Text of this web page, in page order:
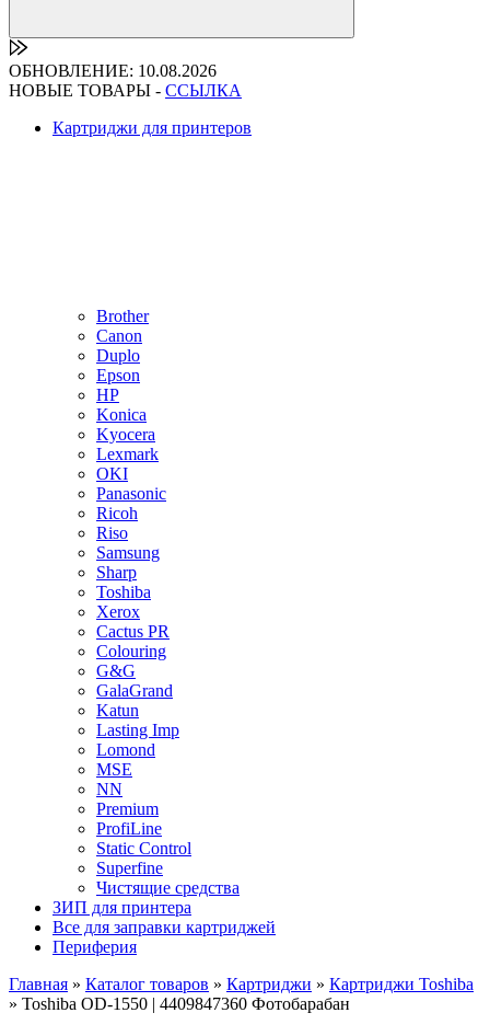
ОБНОВЛЕНИЕ: 10.08.2026
НОВЫЕ ТОВАРЫ - ССЫЛКА
Картриджи для принтеров
Brother
Canon
Duplo
Epson
HP
Konica
Kyocera
Lexmark
OKI
Panasonic
Ricoh
Riso
Samsung
Sharp
Toshiba
Xerox
Cactus PR
Colouring
G&G
GalaGrand
Katun
Lasting Imp
Lomond
MSE
NN
Premium
ProfiLine
Static Control
Superfine
Чистящие средства
ЗИП для принтера
Все для заправки картриджей
Периферия
Главная » Каталог товаров » Картриджи » Картриджи Toshiba
» Toshiba OD-1550 | 4409847360 Фотобарабан